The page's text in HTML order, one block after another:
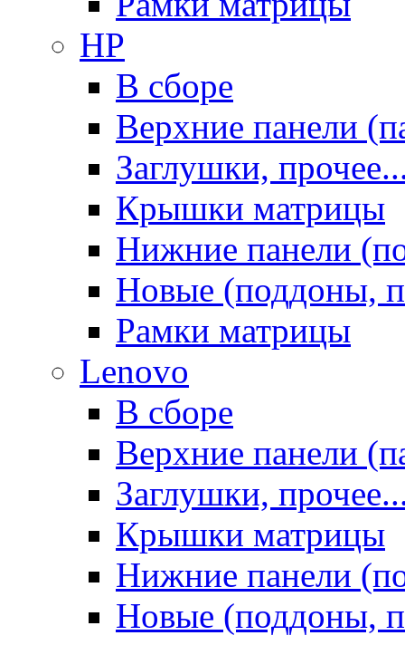
HP
В сборе
Верхние панели
Заглушки,
Крышки матрицы
Нижние панели
Новые (поддоны,
Рамки матрицы
Lenovo
В сборе
Верхние панели
Заглушки,
Крышки матрицы
Нижние панели
Новые (поддоны,